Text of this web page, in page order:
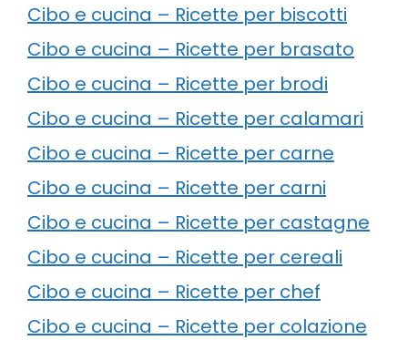
Cibo e cucina – Ricette per biscotti
Cibo e cucina – Ricette per brasato
Cibo e cucina – Ricette per brodi
Cibo e cucina – Ricette per calamari
Cibo e cucina – Ricette per carne
Cibo e cucina – Ricette per carni
Cibo e cucina – Ricette per castagne
Cibo e cucina – Ricette per cereali
Cibo e cucina – Ricette per chef
Cibo e cucina – Ricette per colazione